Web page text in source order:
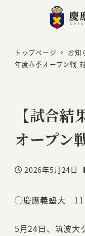
トップページ お知
年度春季オープン戦
【試合
オープン
投稿日
2026年5月24日
◯慶應義塾大
5月24日、筑波大